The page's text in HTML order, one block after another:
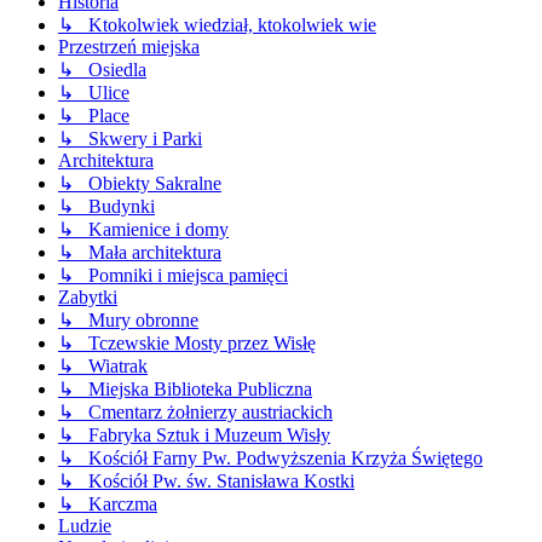
↳ Ktokolwiek wiedział, ktokolwiek wie
Przestrzeń miejska
↳ Osiedla
↳ Ulice
↳ Place
↳ Skwery i Parki
Architektura
↳ Obiekty Sakralne
↳ Budynki
↳ Kamienice i domy
↳ Mała architektura
↳ Pomniki i miejsca pamięci
Zabytki
↳ Mury obronne
↳ Tczewskie Mosty przez Wisłę
↳ Wiatrak
↳ Miejska Biblioteka Publiczna
↳ Cmentarz żołnierzy austriackich
↳ Fabryka Sztuk i Muzeum Wisły
↳ Kościół Farny Pw. Podwyższenia Krzyża Świętego
↳ Kościół Pw. św. Stanisława Kostki
↳ Karczma
Ludzie